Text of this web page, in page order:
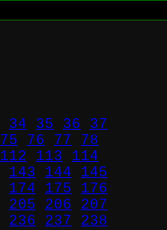
34 35 36
37
75 76 77
78
112 113
114
143 144
145
174 175
176
205 206
207
236 237 238